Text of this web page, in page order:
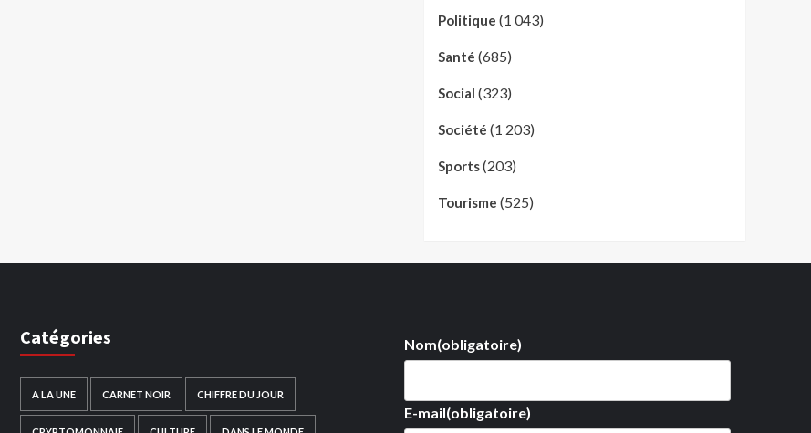
Politique (1 043)
Santé (685)
Social (323)
Société (1 203)
Sports(203)
Tourisme (525)
Catégories
A LA UNE CARNET NOIR CHIFFRE DU JOUR
Nom(obligatoire)
E-mail(obligatoire)